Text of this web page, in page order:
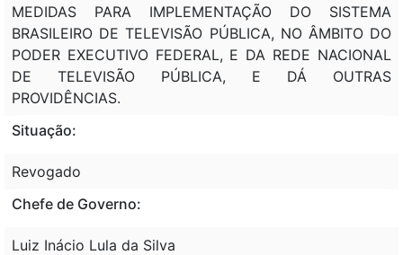
MEDIDAS PARA IMPLEMENTAÇÃO DO SISTEMA
BRASILEIRO DE TELEVISÃO PÚBLICA, NO ÂMBITO DO
PODER EXECUTIVO FEDERAL, E DA REDE NACIONAL
DE TELEVISÃO PÚBLICA, E DÁ OUTRAS
PROVIDÊNCIAS.
Situação:
Revogado
Chefe de Governo:
Luiz Inácio Lula da Silva